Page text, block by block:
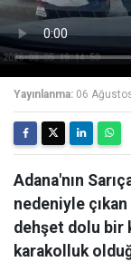
Yayınlanma: 06
Adana'nın
nedeniyle
dehşet dolu bir
karakolluk